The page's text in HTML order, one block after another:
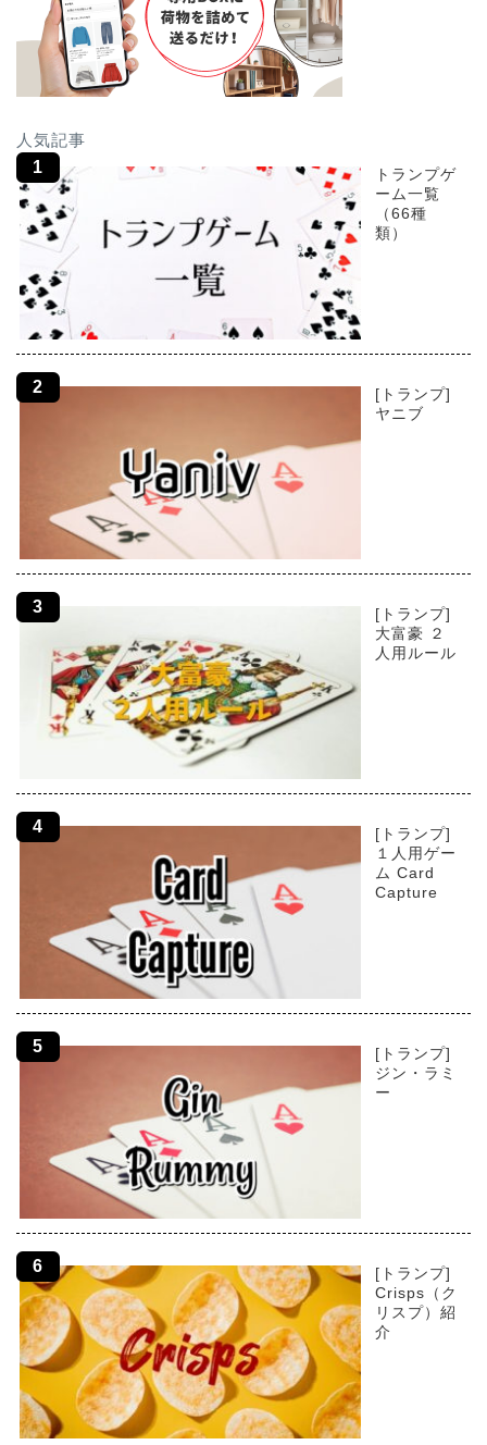
人気記事
トランプゲ
ーム一覧
（66種
類）
[トランプ]
ヤニブ
[トランプ]
大富豪 ２
人用ルール
[トランプ]
１人用ゲー
ム Card
Capture
[トランプ]
ジン・ラミ
ー
[トランプ]
Crisps（ク
リスプ）紹
介